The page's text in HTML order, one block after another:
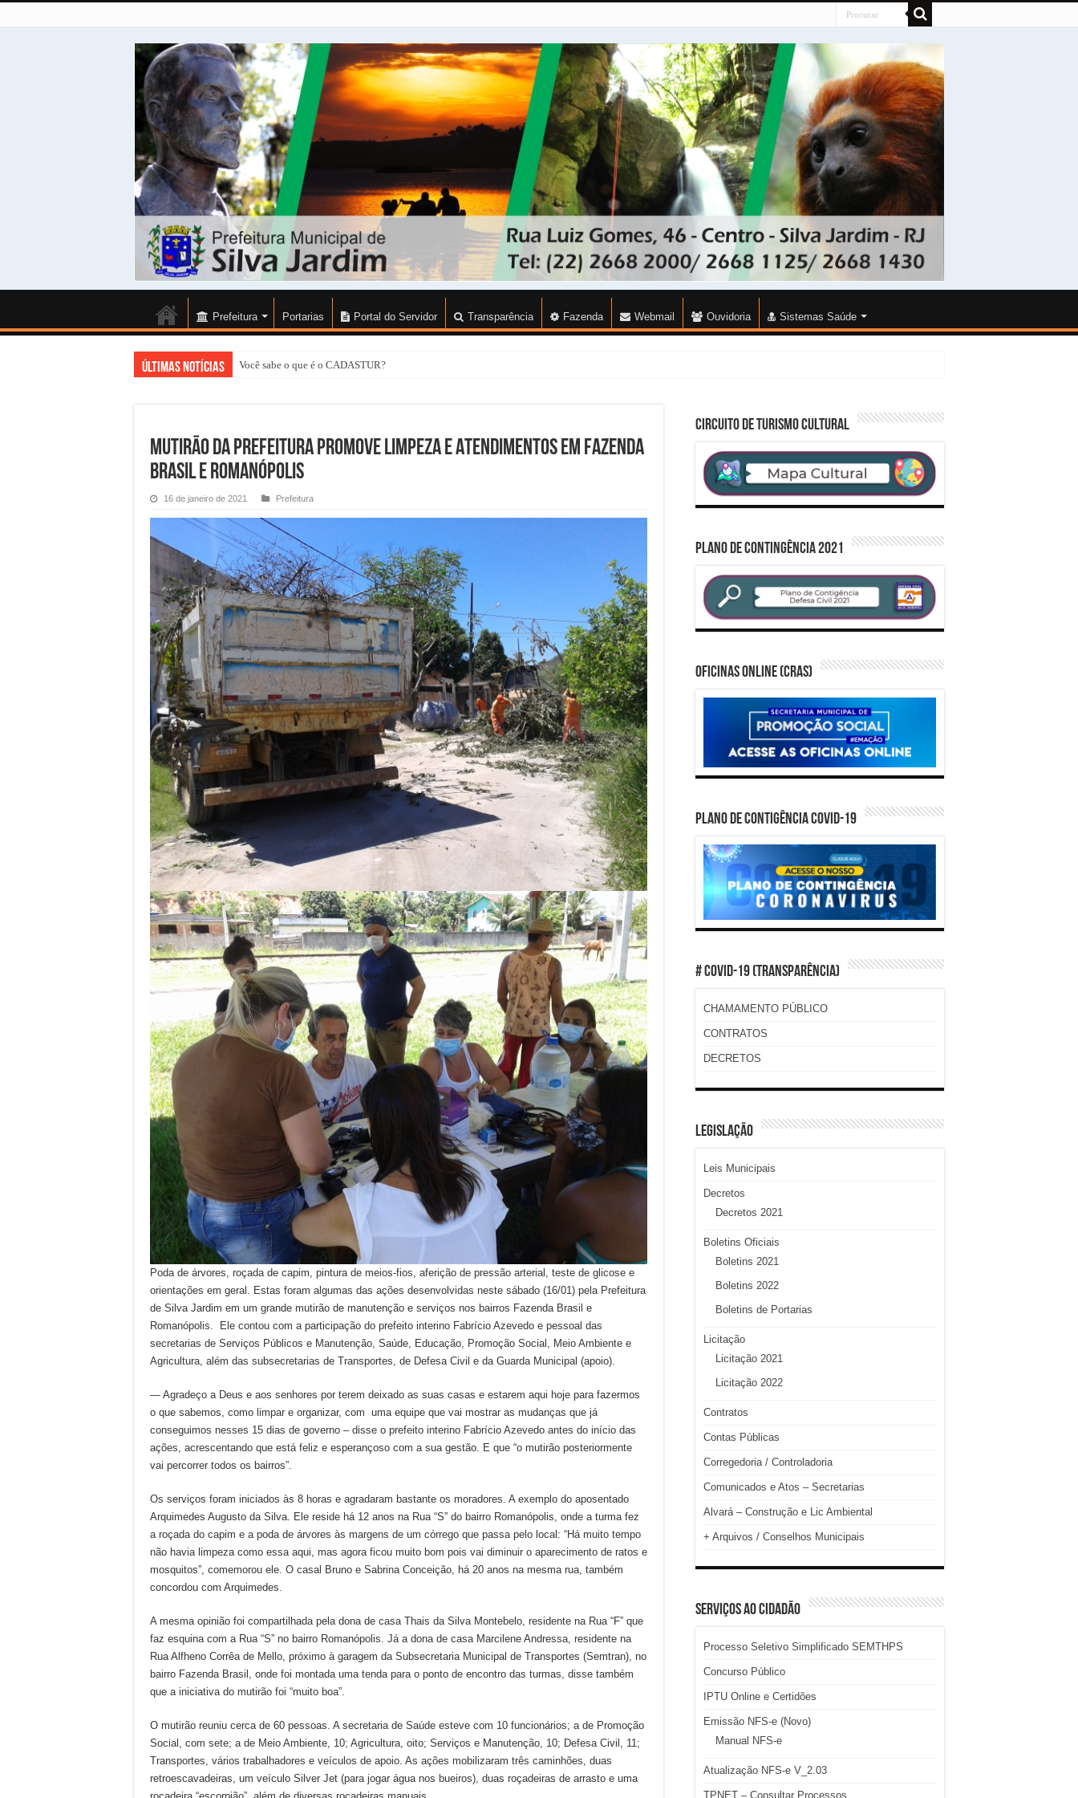
Prefeitura Portarias Portal do Servidor Transparência Fazenda Webmail Ouvidoria Sistemas Saúde
Últimas Notícias Você sabe o que é o CADASTUR?
MUTIRÃO DA PREFEITURA PROMOVE LIMPEZA E ATENDIMENTOS EM FAZENDA
BRASIL E ROMANÓPOLIS
16 de janeiro de 2021 Prefeitura
Poda de árvores, roçada de capim, pintura de meios-fios, aferição de pressão arterial, teste de glicose e
orientações em geral. Estas foram algumas das ações desenvolvidas neste sábado (16/01) pela Prefeitura
de Silva Jardim em um grande mutirão de manutenção e serviços nos bairros Fazenda Brasil e
Romanópolis. Ele contou com a participação do prefeito interino Fabrício Azevedo e pessoal das
secretarias de Serviços Públicos e Manutenção, Saúde, Educação, Promoção Social, Meio Ambiente e
Agricultura, além das subsecretarias de Transportes, de Defesa Civil e da Guarda Municipal (apoio).
— Agradeço a Deus e aos senhores por terem deixado as suas casas e estarem aqui hoje para fazermos
o que sabemos, como limpar e organizar, com uma equipe que vai mostrar as mudanças que já
conseguimos nesses 15 dias de governo – disse o prefeito interino Fabrício Azevedo antes do início das
ações, acrescentando que está feliz e esperançoso com a sua gestão. E que “o mutirão posteriormente
vai percorrer todos os bairros”.
Os serviços foram iniciados às 8 horas e agradaram bastante os moradores. A exemplo do aposentado
Arquimedes Augusto da Silva. Ele reside há 12 anos na Rua “S” do bairro Romanópolis, onde a turma fez
a roçada do capim e a poda de árvores às margens de um córrego que passa pelo local: “Há muito tempo
não havia limpeza como essa aqui, mas agora ficou muito bom pois vai diminuir o aparecimento de ratos e
mosquitos”, comemorou ele. O casal Bruno e Sabrina Conceição, há 20 anos na mesma rua, também
concordou com Arquimedes.
A mesma opinião foi compartilhada pela dona de casa Thais da Silva Montebelo, residente na Rua “F” que
faz esquina com a Rua “S” no bairro Romanópolis. Já a dona de casa Marcilene Andressa, residente na
Rua Alfheno Corrêa de Mello, próximo à garagem da Subsecretaria Municipal de Transportes (Semtran), no
bairro Fazenda Brasil, onde foi montada uma tenda para o ponto de encontro das turmas, disse também
que a iniciativa do mutirão foi “muito boa”.
O mutirão reuniu cerca de 60 pessoas. A secretaria de Saúde esteve com 10 funcionários; a de Promoção
Social, com sete; a de Meio Ambiente, 10; Agricultura, oito; Serviços e Manutenção, 10; Defesa Civil, 11;
Transportes, vários trabalhadores e veículos de apoio. As ações mobilizaram três caminhões, duas
retroescavadeiras, um veículo Silver Jet (para jogar água nos bueiros), duas roçadeiras de arrasto e uma
CIRCUITO DE TURISMO CULTURAL
PLANO DE CONTINGÊNCIA 2021
Oficinas Online (CRAS)
PLANO DE CONTIGÊNCIA COVID-19
# COVID-19 (TRANSPARÊNCIA)
CHAMAMENTO PÚBLICO
CONTRATOS
DECRETOS
LEGISLAÇÃO
Leis Municipais
Decretos
Decretos 2021
Boletins Oficiais
Boletins 2021
Boletins 2022
Boletins de Portarias
Licitação
Licitação 2021
Licitação 2022
Contratos
Contas Públicas
Corregedoria / Controladoria
Comunicados e Atos – Secretarias
Alvará – Construção e Lic Ambiental
+ Arquivos / Conselhos Municipais
SERVIÇOS AO CIDADÃO
Processo Seletivo Simplificado SEMTHPS
Concurso Público
IPTU Online e Certidões
Emissão NFS-e (Novo)
Manual NFS-e
Atualização NFS-e V_2.03
TPNET – Consultar Processos